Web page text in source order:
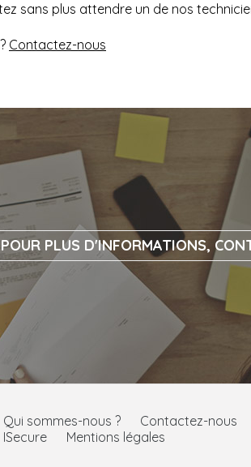
sans plus attendre un de nos
? Contactez-nous
POUR PLUS D'INFORMATIONS,
Qui sommes-nous ? Contactez-nous
ISecure
Mentions légales